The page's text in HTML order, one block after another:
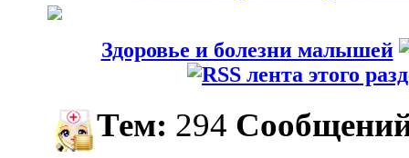
Здоровье и болезни малышей
Тем: 294